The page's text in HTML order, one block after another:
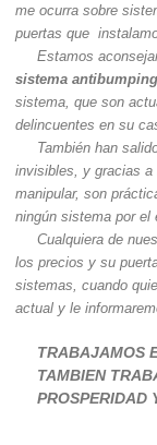
me ocurra sobre
puertas que
Estamos
sistema
sistema, que son
delincuentes en su
También han
invisibles, y gracias a
manipular, son
ningún sistema por el
Cualquiera de
los precios y su
sistemas, cuando
actual y le
TRABAJAMOS
TAMBIEN
PROSPERIDAD